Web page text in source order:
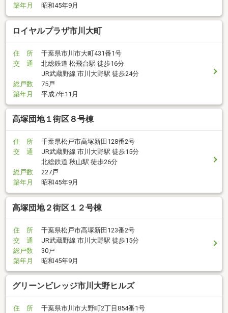
築年月
昭和45年9月
ロイヤルプラザ市川大町
住 所
千葉県市川市大町431番1号
交 通
北総鉄道 松飛台駅 徒歩16分
JR武蔵野線 市川大野駅 徒歩24分
総戸数
75戸
築年月
平成7年11月
高塚団地１街区８号棟
住 所
千葉県松戸市高塚新田128番2号
交 通
JR武蔵野線 市川大野駅 徒歩15分
北総鉄道 秋山駅 徒歩26分
総戸数
227戸
築年月
昭和45年9月
高塚団地２街区１２号棟
住 所
千葉県松戸市高塚新田123番2号
交 通
JR武蔵野線 市川大野駅 徒歩15分
総戸数
30戸
築年月
昭和45年9月
グリーンビレッジ市川大野ヒルズ
住 所
千葉県市川市大野町2丁目854番1号